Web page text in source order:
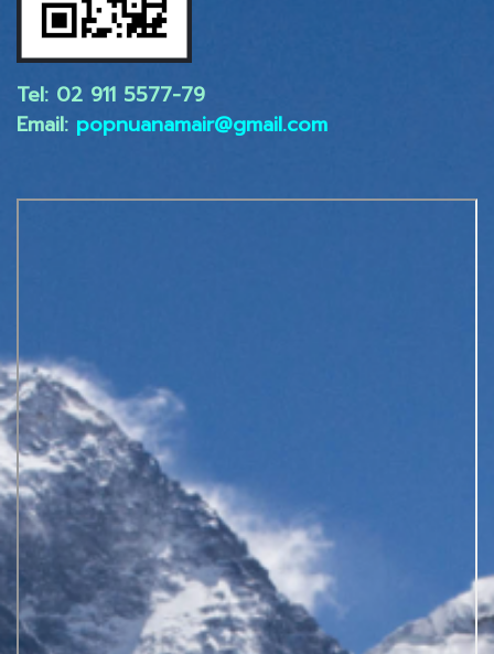
Tel: 02 ​911 5577-79
Email: popnuanamair@gmail.com